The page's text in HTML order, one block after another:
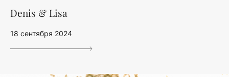
Denis & Lisa
18 сентября 2024